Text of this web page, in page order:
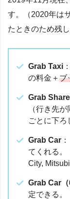
す。（2020年は
たときのため残
Grab Taxi
の料金＋ブ
Grab Share
（行き先
ごとに下ろ
Grab Car
てくれる。
City,
Grab Car（
定できる。